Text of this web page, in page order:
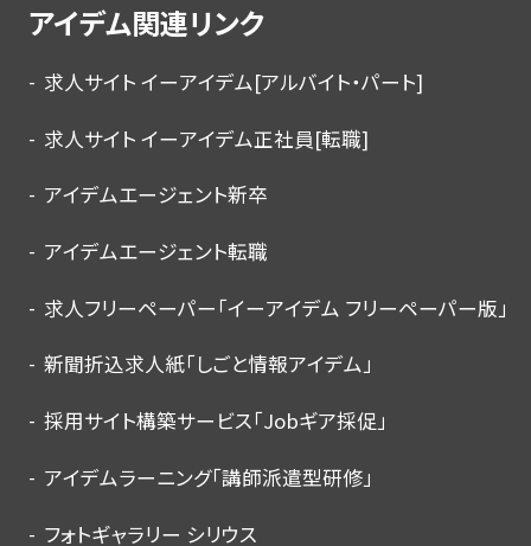
アイデム関連リンク
求人サイト イーアイデム[アルバイト・パート]
求人サイト イーアイデム正社員[転職]
アイデムエージェント新卒
アイデムエージェント転職
求人フリーペーパー「イーアイデム フリーペーパー版」
新聞折込求人紙「しごと情報アイデム」
採用サイト構築サービス「Jobギア採促」
アイデムラーニング「講師派遣型研修」
フォトギャラリー シリウス